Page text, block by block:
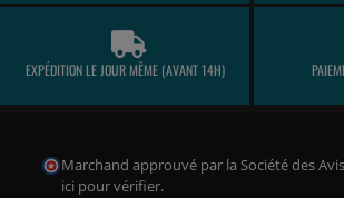
EXPÉDITION LE JOUR MÊME (AVANT 14H)
Marchand approuvé par la Société des
ici pour vérifier.